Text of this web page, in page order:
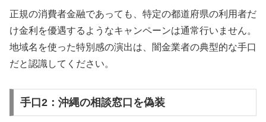
正規の消費者金融であっても、特定の都道府県の利用者だ
け金利を優遇するようなキャンペーンは通常行いません。
地域名を使った特別感の演出は、闇金業者の典型的な手口
だと認識してください。
手口2：沖縄の相談窓口を偽装